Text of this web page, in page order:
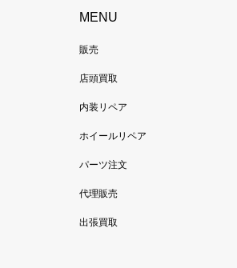
MENU
販売
店頭買取
内装リペア
ホイールリペア
パーツ注文
代理販売
出張買取